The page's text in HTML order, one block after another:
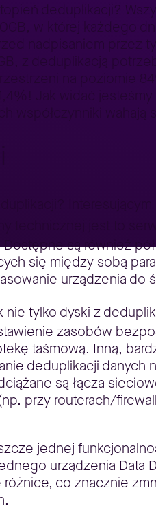
deduplikacji?
w której każdego
nadpisaniem
GB, z deduplikacją
na poziomie
Jak widać
współczynniki wahają
technicznej jest to
są również
się między sobą
urządzenia do
nie tylko dyski z
zasobów
taśmową. Inną,
deduplikacji danych
są łącza
przy routerach/
jednej
urządzenia Data
co znacznie